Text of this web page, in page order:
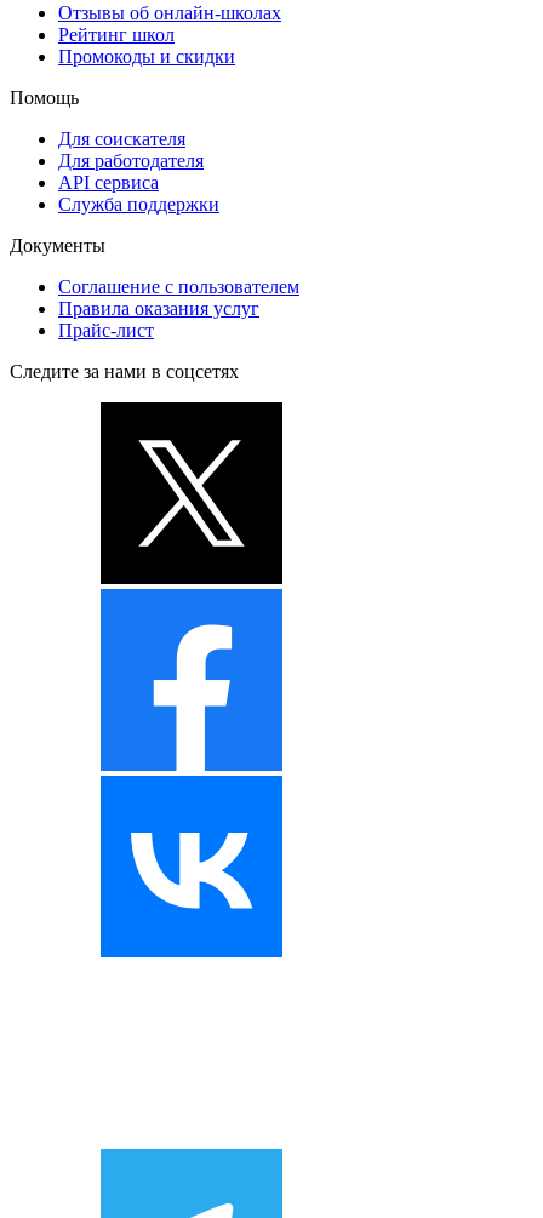
Отзывы об онлайн-школах
Рейтинг школ
Промокоды и скидки
Помощь
Для соискателя
Для работодателя
API сервиса
Служба поддержки
Документы
Соглашение с пользователем
Правила оказания услуг
Прайс-лист
Следите за нами в соцсетях